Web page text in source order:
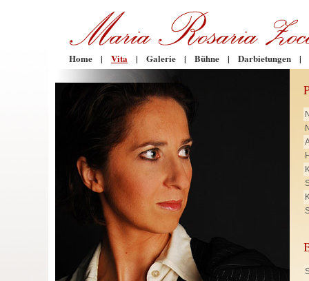
Home | Vita | Galerie | Bühne | Darbietungen |